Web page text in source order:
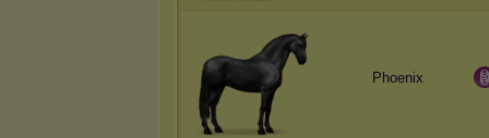
Phoenix